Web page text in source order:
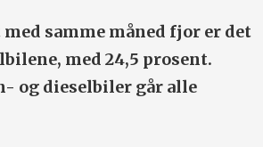
samme måned fjor er det
med 24,5 prosent.
og dieselbiler går alle